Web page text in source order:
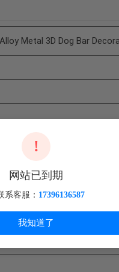
Metal 3D Dog Bar
contacter pour plus
!
网站已到期
系客服： 17396136587
我知道了